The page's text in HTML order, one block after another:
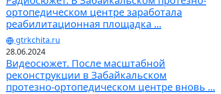
ортопедическом центре заработала
реабилитационная площадка ...
gtrkchita.ru
28.06.2024
Видеосюжет. После масштабной
реконструкции в Забайкальском
протезно-ортопедическом центре вновь ...